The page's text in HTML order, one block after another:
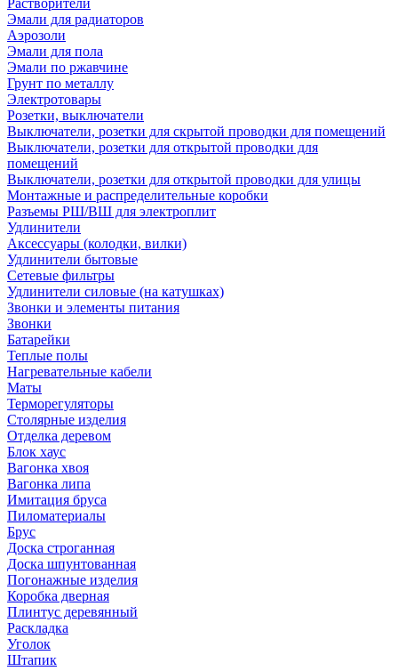
Растворители
Эмали для радиаторов
Аэрозоли
Эмали для пола
Эмали по ржавчине
Грунт по металлу
Электротовары
Розетки, выключатели
Выключатели, розетки для скрытой проводки для помещений
Выключатели, розетки для открытой проводки для
помещений
Выключатели, розетки для открытой проводки для улицы
Монтажные и распределительные коробки
Разъемы РШ/ВШ для электроплит
Удлинители
Аксессуары (колодки, вилки)
Удлинители бытовые
Сетевые фильтры
Удлинители силовые (на катушках)
Звонки и элементы питания
Звонки
Батарейки
Теплые полы
Нагревательные кабели
Маты
Терморегуляторы
Столярные изделия
Отделка деревом
Блок хаус
Вагонка хвоя
Вагонка липа
Имитация бруса
Пиломатериалы
Брус
Доска строганная
Доска шпунтованная
Погонажные изделия
Коробка дверная
Плинтус деревянный
Раскладка
Уголок
Штапик